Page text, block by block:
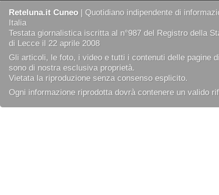
Reteluna.it Cuneo | Quotidiano indipendente di
Italia
Testata giornalistica iscritta al n°987 del Registro della
di Lecce il 22 aprile 2008
Gli articoli, le foto, i video e tutti i contenuti delle pagine
sono di nostra esclusiva proprietà.
Vietata la riproduzione senza consenso esplicito.
Ogni informazione riprodotta dovrà contenere un valido